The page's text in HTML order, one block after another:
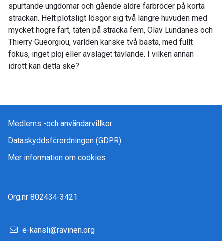
spurtande ungdomar och gående äldre farbröder på korta
sträckan. Helt plötsligt lösgör sig två längre huvuden med
mycket högre fart, täten på sträcka fem, Olav Lundanes och
Thierry Gueorgiou, världen kanske två bästa, med fullt
fokus, inget ploj eller avslaget tävlande. I vilken annan
idrott kan detta ske?
Medlems -och användarvillkor
Dataskyddsförordningen (GDPR)
Mer information om cookies
Org.nr 802434-3421
e-kansli@ravinen.org